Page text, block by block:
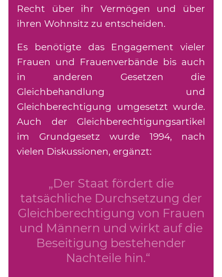
Recht über ihr Vermögen und über
ihren Wohnsitz zu entscheiden.
Es benötigte das Engagement vieler
Frauen und Frauenverbände bis auch
in anderen Gesetzen die
Gleichbehandlung und
Gleichberechtigung umgesetzt wurde.
Auch der Gleichberechtigungsartikel
im Grundgesetz wurde 1994, nach
vielen Diskussionen, ergänzt:
„Der Staat fördert die
tatsächliche Durchsetzung der
Gleichberechtigung von Frauen
und Männern und wirkt auf die
Beseitigung bestehender
Nachteile hin.“